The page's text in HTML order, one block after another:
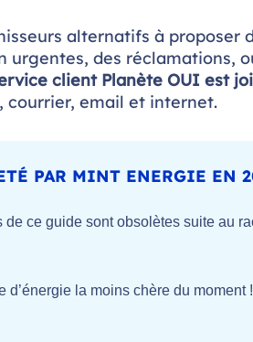
alternatifs à proposer
urgentes, des réclamations,
client Planète OUI est
email et internet.
PAR MINT ENERGIE EN
de ce guide sont obsolètes suite au
la moins chère du moment !